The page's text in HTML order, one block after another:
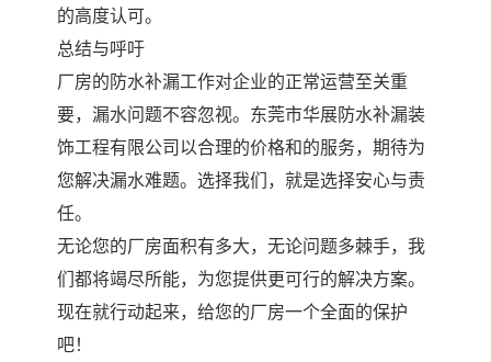
的高度认可。
总结与呼吁
厂房的防水补漏工作对企业的正常运营至关重
要，漏水问题不容忽视。东莞市华展防水补漏装
饰工程有限公司以合理的价格和的服务，期待为
您解决漏水难题。选择我们，就是选择安心与责
任。
无论您的厂房面积有多大，无论问题多棘手，我
们都将竭尽所能，为您提供更可行的解决方案。
现在就行动起来，给您的厂房一个全面的保护
吧！